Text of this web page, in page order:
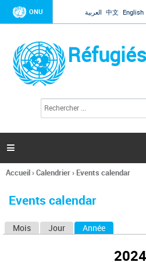
Jump to
ONU العربية 中文 English
l
c
h
e

Vous
ici
Accueil›Calendrier› Events calendar
Events calendar
Mois Jour Année
2024